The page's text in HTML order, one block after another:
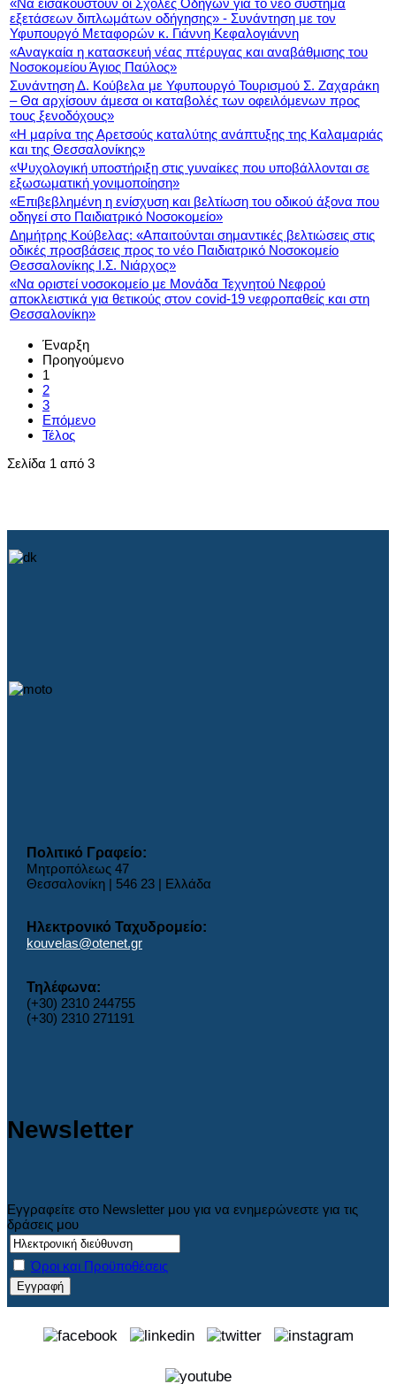
«Να εισακουστούν οι Σχολές Οδηγών για το νέο σύστημα
εξετάσεων διπλωμάτων οδήγησης» - Συνάντηση με τον
Υφυπουργό Μεταφορών κ. Γιάννη Κεφαλογιάννη
«Αναγκαία η κατασκευή νέας πτέρυγας και αναβάθμισης του
Νοσοκομείου Άγιος Παύλος»
Συνάντηση Δ. Κούβελα με Υφυπουργό Τουρισμού Σ. Ζαχαράκη
– Θα αρχίσουν άμεσα οι καταβολές των οφειλόμενων προς
τους ξενοδόχους»
«Η μαρίνα της Αρετσούς καταλύτης ανάπτυξης της Καλαμαριάς
και της Θεσσαλονίκης»
«Ψυχολογική υποστήριξη στις γυναίκες που υποβάλλονται σε
εξωσωματική γονιμοποίηση»
«Επιβεβλημένη η ενίσχυση και βελτίωση του οδικού άξονα που
οδηγεί στο Παιδιατρικό Νοσοκομείο»
Δημήτρης Κούβελας: «Απαιτούνται σημαντικές βελτιώσεις στις
οδικές προσβάσεις προς το νέο Παιδιατρικό Νοσοκομείο
Θεσσαλονίκης Ι.Σ. Νιάρχος»
«Να οριστεί νοσοκομείο με Μονάδα Τεχνητού Νεφρού
αποκλειστικά για θετικούς στον covid-19 νεφροπαθείς και στη
Θεσσαλονίκη»
Έναρξη
Προηγούμενο
1
2
3
Επόμενο
Τέλος
Σελίδα 1 από 3
Πολιτικό Γραφείο:
Μητροπόλεως 47
Θεσσαλονίκη | 546 23 | Ελλάδα
Ηλεκτρονικό Ταχυδρομείο:
kouvelas@otenet.gr
Τηλέφωνα:
(+30) 2310 244755
(+30) 2310 271191
Newsletter
Εγγραφείτε στο Newsletter μου για να ενημερώνεστε για τις
δράσεις μου
Όροι και Προϋποθέσεις